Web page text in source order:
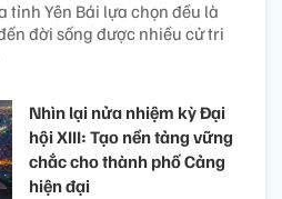
tỉnh Yên Bái lựa chọn đều là
đời sống được nhiều cử tri
Nhìn lại nửa nhiệm kỳ Đại
hội XIII: Tạo nền tảng vững
chắc cho thành phố Cảng
hiện đại